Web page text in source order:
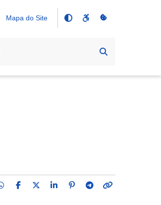
Mapa do Site